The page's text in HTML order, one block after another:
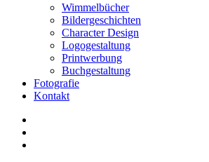
Wimmelbücher
Bildergeschichten
Character Design
Logogestaltung
Printwerbung
Buchgestaltung
Fotografie
Kontakt